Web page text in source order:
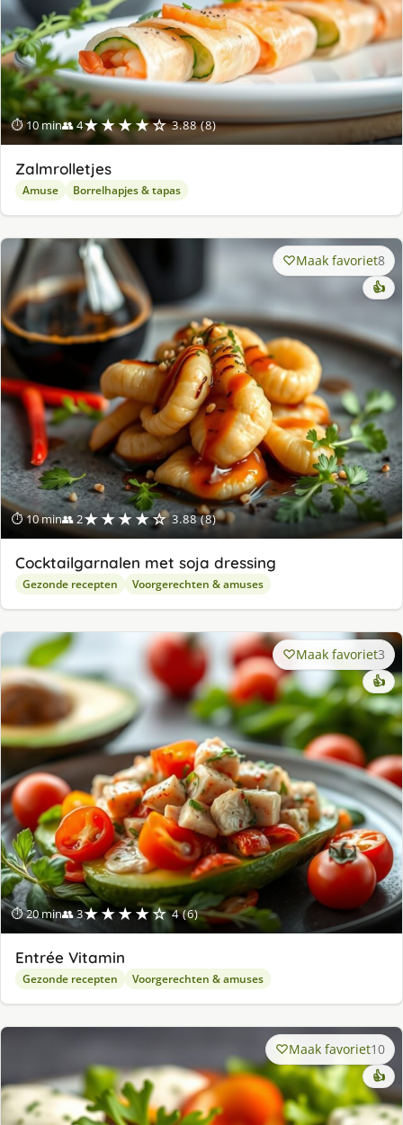
⏱ 10 min👥 4★★★★☆ 3.88 (8)
Zalmrolletjes
Amuse Borrelhapjes & tapas
⏱ 10 min👥 2★★★★☆ 3.88 (8)
Maak favoriet8
👍
Cocktailgarnalen met soja dressing
Gezonde recepten Voorgerechten & amuses
⏱ 20 min👥 3★★★★☆ 4 (6)
Maak favoriet3
👍
Entrée Vitamin
Gezonde recepten Voorgerechten & amuses
Maak favoriet10
👍